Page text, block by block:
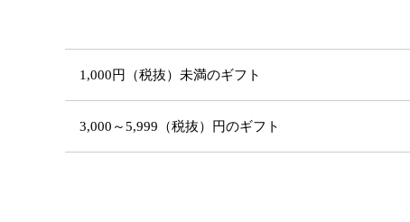
1,000円（税抜）未満のギフト
3,000～5,999（税抜）円のギフト